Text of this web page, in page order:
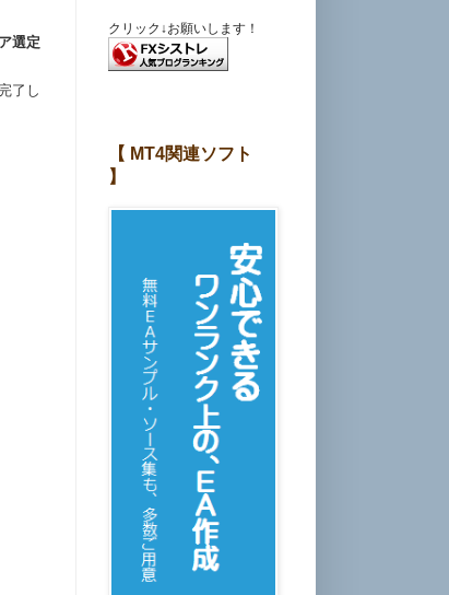
選定
了し
クリック↓お願いします！
【 MT4関連ソフト
】